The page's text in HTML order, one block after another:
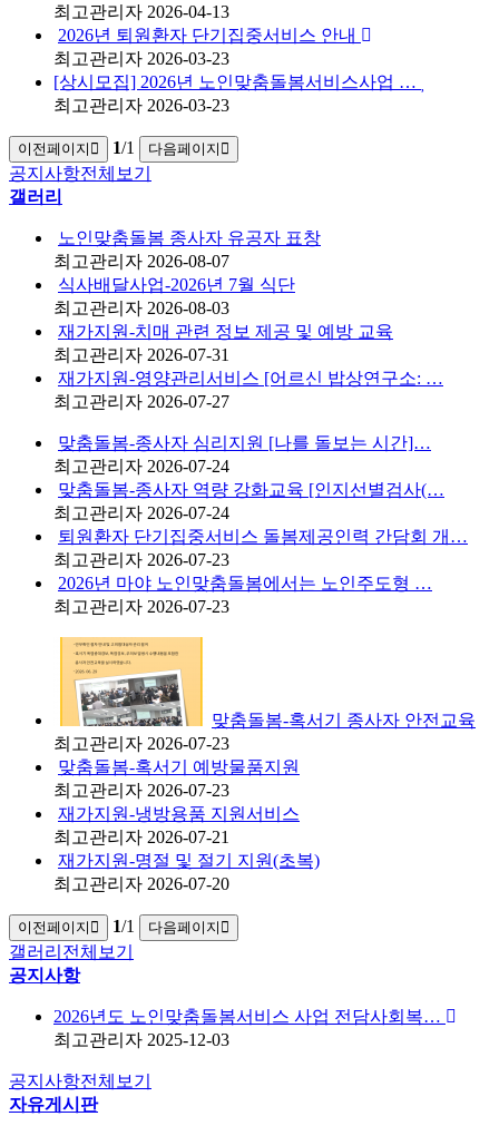
최고관리자 2026-04-13
2026년 퇴원환자 단기집중서비스 안내
최고관리자 2026-03-23
[상시모집] 2026년 노인맞춤돌봄서비스사업 …
최고관리자 2026-03-23
이전페이지 1/1 다음페이지
공지사항전체보기
갤러리
노인맞춤돌봄 종사자 유공자 표창
최고관리자 2026-08-07
식사배달사업-2026년 7월 식단
최고관리자 2026-08-03
재가지원-치매 관련 정보 제공 및 예방 교육
최고관리자 2026-07-31
재가지원-영양관리서비스 [어르신 밥상연구소: …
최고관리자 2026-07-27
맞춤돌봄-종사자 심리지원 [나를 돌보는 시간]…
최고관리자 2026-07-24
맞춤돌봄-종사자 역량 강화교육 [인지선별검사(…
최고관리자 2026-07-24
퇴원환자 단기집중서비스 돌봄제공인력 간담회 개…
최고관리자 2026-07-23
2026년 마야 노인맞춤돌봄에서는 노인주도형 …
최고관리자 2026-07-23
맞춤돌봄-혹서기 종사자 안전교육
최고관리자 2026-07-23
맞춤돌봄-혹서기 예방물품지원
최고관리자 2026-07-23
재가지원-냉방용품 지원서비스
최고관리자 2026-07-21
재가지원-명절 및 절기 지원(초복)
최고관리자 2026-07-20
이전페이지 1/1 다음페이지
갤러리 전체보기
공지사항
2026년도 노인맞춤돌봄서비스 사업 전담사회복…
최고관리자 2025-12-03
공지사항전체보기
자유게시판